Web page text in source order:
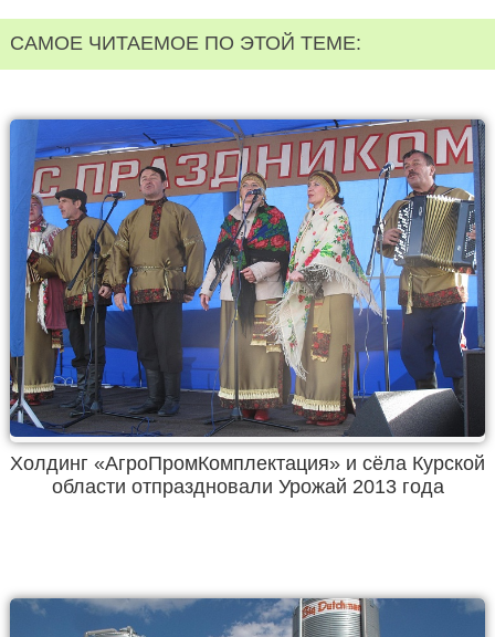
САМОЕ ЧИТАЕМОЕ ПО ЭТОЙ ТЕМЕ:
Холдинг «АгроПромКомплектация» и сёла Курской
области отпраздновали Урожай 2013 года